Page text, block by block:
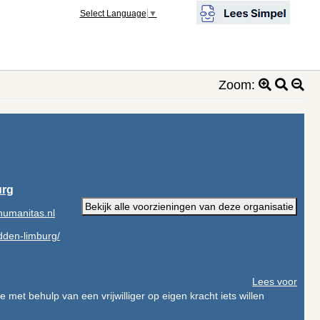
Select Language ▼
Zoom:
Bekijk alle voorzieningen van deze organisatie
limburg/
Lees voor
met behulp van een vrijwilliger op eigen kracht iets willen